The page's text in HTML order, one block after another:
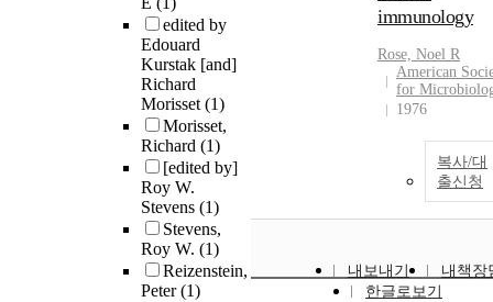
edited by
Edouard
Kurstak [and]
Richard
Morisset(1)
Morisset,
Richard (1)
[edited by]
Roy W.
Stevens (1)
Stevens,
Roy W. (1)
Reizenstein,
Peter(1)
immunology
Rose, Noel R
American
for
1976
복사/대
출신청
내보내기
내책장
한글로보기